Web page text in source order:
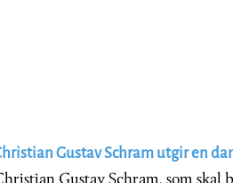
Gustav Schram utgir en
Gustav Schram, som skal